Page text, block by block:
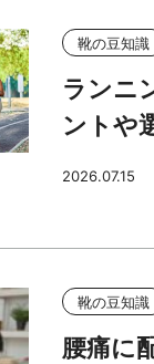
靴の豆知識
ランニ
ントや
2026.07.15
靴の豆知識
腰痛に